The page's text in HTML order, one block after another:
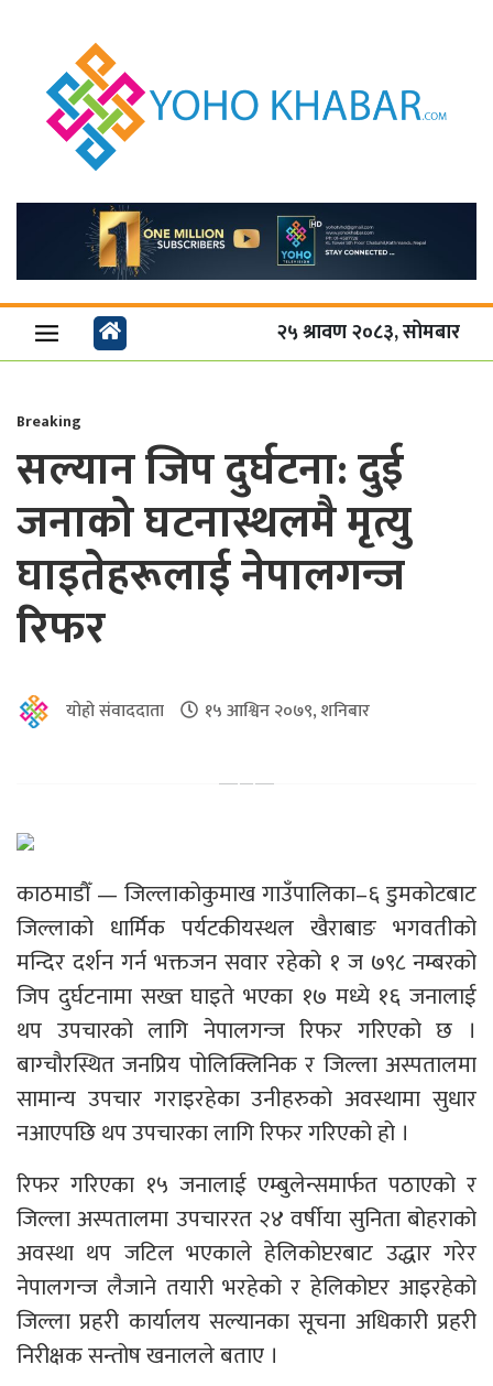
२५ श्रावण २०८३, सोमबार
Breaking
सल्यान जिप दुर्घटना: दुई
जनाको घटनास्थलमै मृत्यु
घाइतेहरूलाई नेपालगन्ज
रिफर
योहो संवाददाता १५ आश्विन २०७९, शनिबार
काठमाडौँ — जिल्लाकोकुमाख गाउँपालिका–६ डुमकोटबाट
जिल्लाको धार्मिक पर्यटकीयस्थल खैराबाङ भगवतीको
मन्दिर दर्शन गर्न भक्तजन सवार रहेको १ ज ७९८ नम्बरको
जिप दुर्घटनामा सख्त घाइते भएका १७ मध्ये १६ जनालाई
थप उपचारको लागि नेपालगन्ज रिफर गरिएको छ ।
बाग्चौरस्थित जनप्रिय पोलिक्लिनिक र जिल्ला अस्पतालमा
सामान्य उपचार गराइरहेका उनीहरुको अवस्थामा सुधार
नआएपछि थप उपचारका लागि रिफर गरिएको हो ।
रिफर गरिएका १५ जनालाई एम्बुलेन्समार्फत पठाएको र
जिल्ला अस्पतालमा उपचाररत २४ वर्षीया सुनिता बोहराको
अवस्था थप जटिल भएकाले हेलिकोप्टरबाट उद्धार गरेर
नेपालगन्ज लैजाने तयारी भरहेको र हेलिकोप्टर आइरहेको
जिल्ला प्रहरी कार्यालय सल्यानका सूचना अधिकारी प्रहरी
निरीक्षक सन्तोष खनालले बताए ।